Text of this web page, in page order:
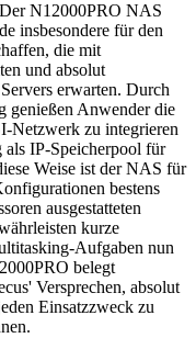
N12000PRO NAS
insbesondere für den
die mit
und absolut
erwarten. Durch
genießen Anwender die
Netzwerk zu integrieren
IP-Speicherpool für
Weise ist der NAS für
bestens
ausgestatteten
kurze
Aufgaben nun
belegt
Versprechen, absolut
Einsatzzweck zu